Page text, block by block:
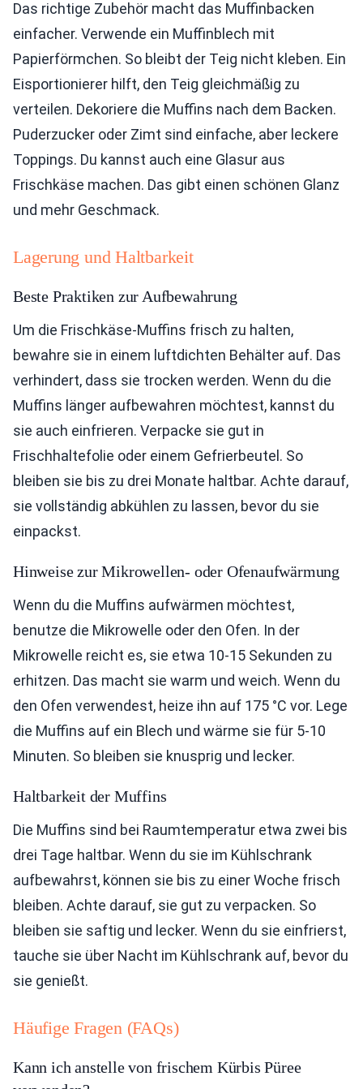
Das richtige Zubehör macht das Muffinbacken
einfacher. Verwende ein Muffinblech mit
Papierförmchen. So bleibt der Teig nicht kleben. Ein
Eisportionierer hilft, den Teig gleichmäßig zu
verteilen. Dekoriere die Muffins nach dem Backen.
Puderzucker oder Zimt sind einfache, aber leckere
Toppings. Du kannst auch eine Glasur aus
Frischkäse machen. Das gibt einen schönen Glanz
und mehr Geschmack.
Lagerung und Haltbarkeit
Beste Praktiken zur Aufbewahrung
Um die Frischkäse-Muffins frisch zu halten,
bewahre sie in einem luftdichten Behälter auf. Das
verhindert, dass sie trocken werden. Wenn du die
Muffins länger aufbewahren möchtest, kannst du
sie auch einfrieren. Verpacke sie gut in
Frischhaltefolie oder einem Gefrierbeutel. So
bleiben sie bis zu drei Monate haltbar. Achte darauf,
sie vollständig abkühlen zu lassen, bevor du sie
einpackst.
Hinweise zur Mikrowellen- oder Ofenaufwärmung
Wenn du die Muffins aufwärmen möchtest,
benutze die Mikrowelle oder den Ofen. In der
Mikrowelle reicht es, sie etwa 10-15 Sekunden zu
erhitzen. Das macht sie warm und weich. Wenn du
den Ofen verwendest, heize ihn auf 175 °C vor. Lege
die Muffins auf ein Blech und wärme sie für 5-10
Minuten. So bleiben sie knusprig und lecker.
Haltbarkeit der Muffins
Die Muffins sind bei Raumtemperatur etwa zwei bis
drei Tage haltbar. Wenn du sie im Kühlschrank
aufbewahrst, können sie bis zu einer Woche frisch
bleiben. Achte darauf, sie gut zu verpacken. So
bleiben sie saftig und lecker. Wenn du sie einfrierst,
tauche sie über Nacht im Kühlschrank auf, bevor du
sie genießt.
Häufige Fragen (FAQs)
Kann ich anstelle von frischem Kürbis Püree